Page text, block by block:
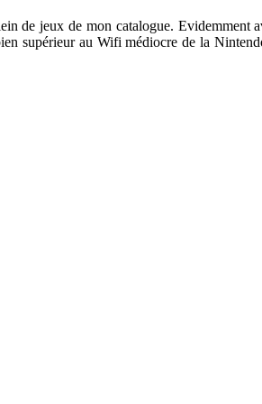
de jeux de mon catalogue. Evidemment
supérieur au Wifi médiocre de la